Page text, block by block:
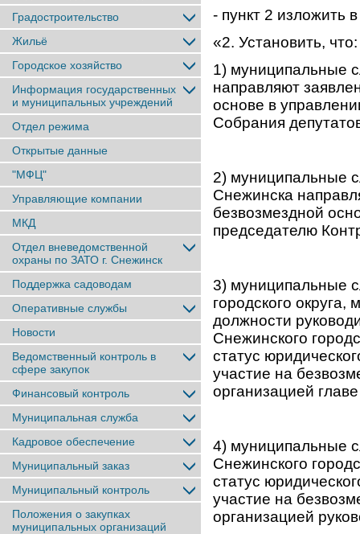
Градостроительство
Жильё
Городское хозяйство
Информация государственных
и муниципальных учреждений
Отдел режима
Открытые данные
"МФЦ"
Управляющие компании
МКД
Отдел вневедомственной
охраны по ЗАТО г. Снежинск
Поддержка садоводам
Оперативные службы
Новости
Ведомственный контроль в
сфере закупок
Финансовый контроль
Муниципальная служба
Кадровое обеспечение
Муниципальный заказ
Муниципальный контроль
Положения о закупках
муниципальных организаций
- пункт 2 изложить
«2. Установить, что:
1) муниципальные
направляют
основе в
Собрания
2) муниципальные
Снежинска
безвозмездной
председателю
3) муниципальные
городского
должности
Снежинского
статус
участие на
организацией
4) муниципальные
Снежинского
статус
участие на
организацией